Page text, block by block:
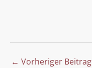
← Vorheriger Beitrag